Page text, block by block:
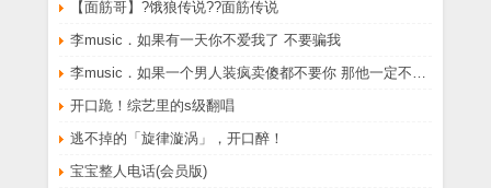
【面筋哥】?饿狼传说??面筋传说
李music．如果有一天你不爱我了 不要骗我
开口跪！综艺里的s级翻唱
逃不掉的「旋律漩涡」，开口醉！
宝宝整人电话(会员版)